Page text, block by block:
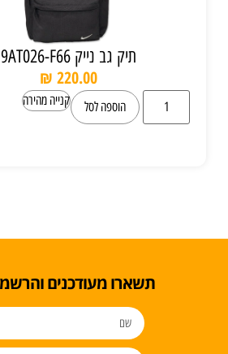
תיק גב נייק 9AT026-F66
₪ 220.00
הוספה לסל קנייה מהירה
תשארו מעודכנים